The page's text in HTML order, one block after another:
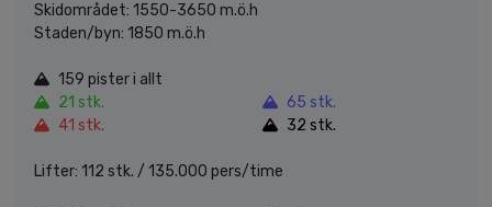
Skidområdet: 1550-3650 m.ö.h
Staden/byn: 1850 m.ö.h
159 pister i allt
21 stk.
65 stk.
41 stk.
32 stk.
Lifter: 112 stk. / 135.000 pers/time